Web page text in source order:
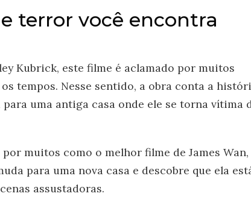
terror você encontra
Kubrick, este filme é aclamado por muitos
tempos. Nesse sentido, a obra conta a
uma antiga casa onde ele se torna vítima
muitos como o melhor filme de James Wan,
para uma nova casa e descobre que ela
assustadoras.